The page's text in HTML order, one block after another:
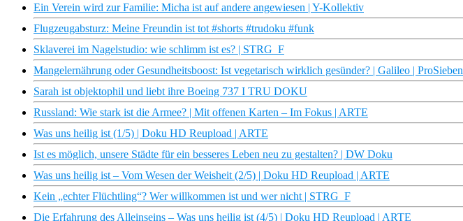
Ein Verein wird zur Familie: Micha ist auf andere angewiesen | Y-Kollektiv
Flugzeugabsturz: Meine Freundin ist tot #shorts #trudoku #funk
Sklaverei im Nagelstudio: wie schlimm ist es? | STRG_F
Mangelernährung oder Gesundheitsboost: Ist vegetarisch wirklich gesünder? | Galileo | ProSieben
Sarah ist objektophil und liebt ihre Boeing 737 I TRU DOKU
Russland: Wie stark ist die Armee? | Mit offenen Karten – Im Fokus | ARTE
Was uns heilig ist (1/5) | Doku HD Reupload | ARTE
Ist es möglich, unsere Städte für ein besseres Leben neu zu gestalten? | DW Doku
Was uns heilig ist – Vom Wesen der Weisheit (2/5) | Doku HD Reupload | ARTE
Kein „echter Flüchtling“? Wer willkommen ist und wer nicht | STRG_F
Die Erfahrung des Alleinseins – Was uns heilig ist (4/5) | Doku HD Reupload | ARTE